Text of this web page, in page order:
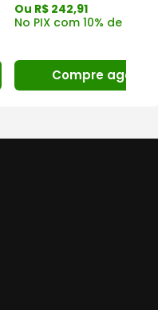
Ou R$ 242,91
No PIX com 10% de
Compre agora